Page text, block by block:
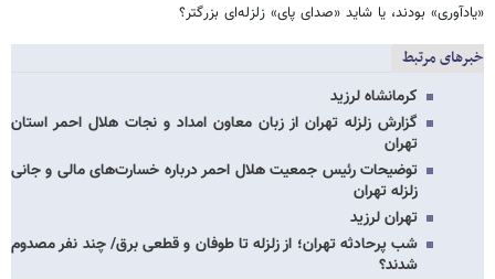
«یادآوری» بودند، یا شاید «صدای پای» زلزله‌ای بزرگتر؟
خبرهای مرتبط
کرمانشاه لرزید
گزارش زلزله تهران از زبان معاون امداد و نجات هلال احمر استان
تهران
توضیحات رئیس جمعیت هلال احمر درباره خسارت‌های مالی و جانی
زلزله تهران
تهران لرزید
شب پرحادثه تهران؛ از زلزله تا طوفان و قطعی برق/ چند نفر مصدوم
شدند؟